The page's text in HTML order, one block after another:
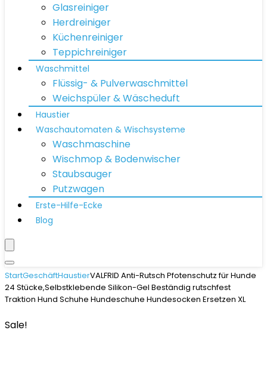
Glasreiniger
Herdreiniger
Küchenreiniger
Teppichreiniger
Waschmittel
Flüssig- & Pulverwaschmittel
Weichspüler & Wäscheduft
Haustier
Waschautomaten & Wischsysteme
Waschmaschine
Wischmop & Bodenwischer
Staubsauger
Putzwagen
Erste-Hilfe-Ecke
Blog
StartGeschäftHaustierVALFRID Anti-Rutsch Pfotenschutz für Hunde
24 Stücke,Selbstklebende Silikon-Gel Beständig rutschfest
Traktion Hund Schuhe Hundeschuhe Hundesocken Ersetzen XL
Sale!